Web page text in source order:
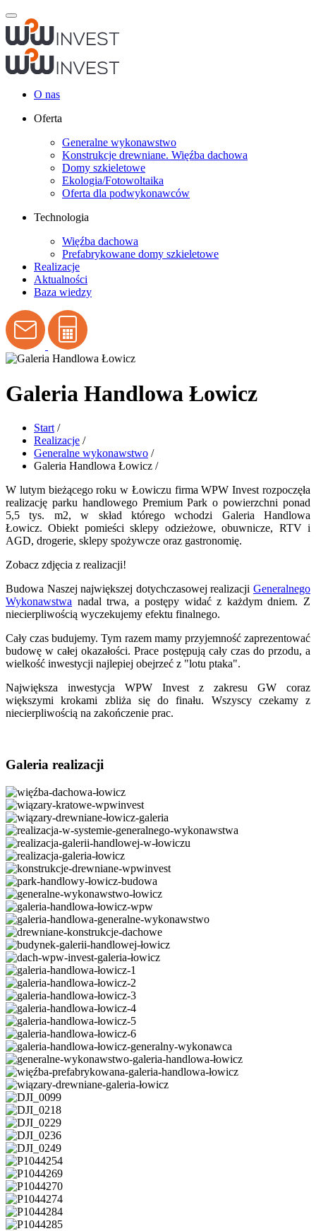
O nas
Oferta
Generalne wykonawstwo
Konstrukcje drewniane. Więźba dachowa
Domy szkieletowe
Ekologia/Fotowoltaika
Oferta dla podwykonawców
Technologia
Więźba dachowa
Prefabrykowane domy szkieletowe
Realizacje
Aktualności
Baza wiedzy
Galeria Handlowa Łowicz
Start /
Realizacje /
Generalne wykonawstwo /
Galeria Handlowa Łowicz /
W lutym bieżącego roku w Łowiczu firma WPW Invest rozpoczęła
realizację parku handlowego Premium Park o powierzchni ponad
5,5 tys. m2, w skład którego wchodzi Galeria Handlowa
Łowicz.Obiekt pomieści sklepy odzieżowe, obuwnicze, RTV i
AGD, drogerie, sklepy spożywcze oraz gastronomię.
Zobacz zdjęcia z realizacji!
Budowa Naszej największej dotychczasowej realizacji Generalnego
Wykonawstwa nadal trwa, a postępy widać z każdym dniem. Z
niecierpliwością wyczekujemy efektu finalnego.
Cały czas budujemy. Tym razem mamy przyjemność zaprezentować
budowę w całej okazałości. Prace postępują cały czas do przodu, a
wielkość inwestycji najlepiej obejrzeć z "lotu ptaka".
Największa inwestycja WPW Invest z zakresu GW coraz
większymi krokami zbliża się do finału. Wszyscy czekamy z
niecierpliwością na zakończenie prac.
Galeria realizacji